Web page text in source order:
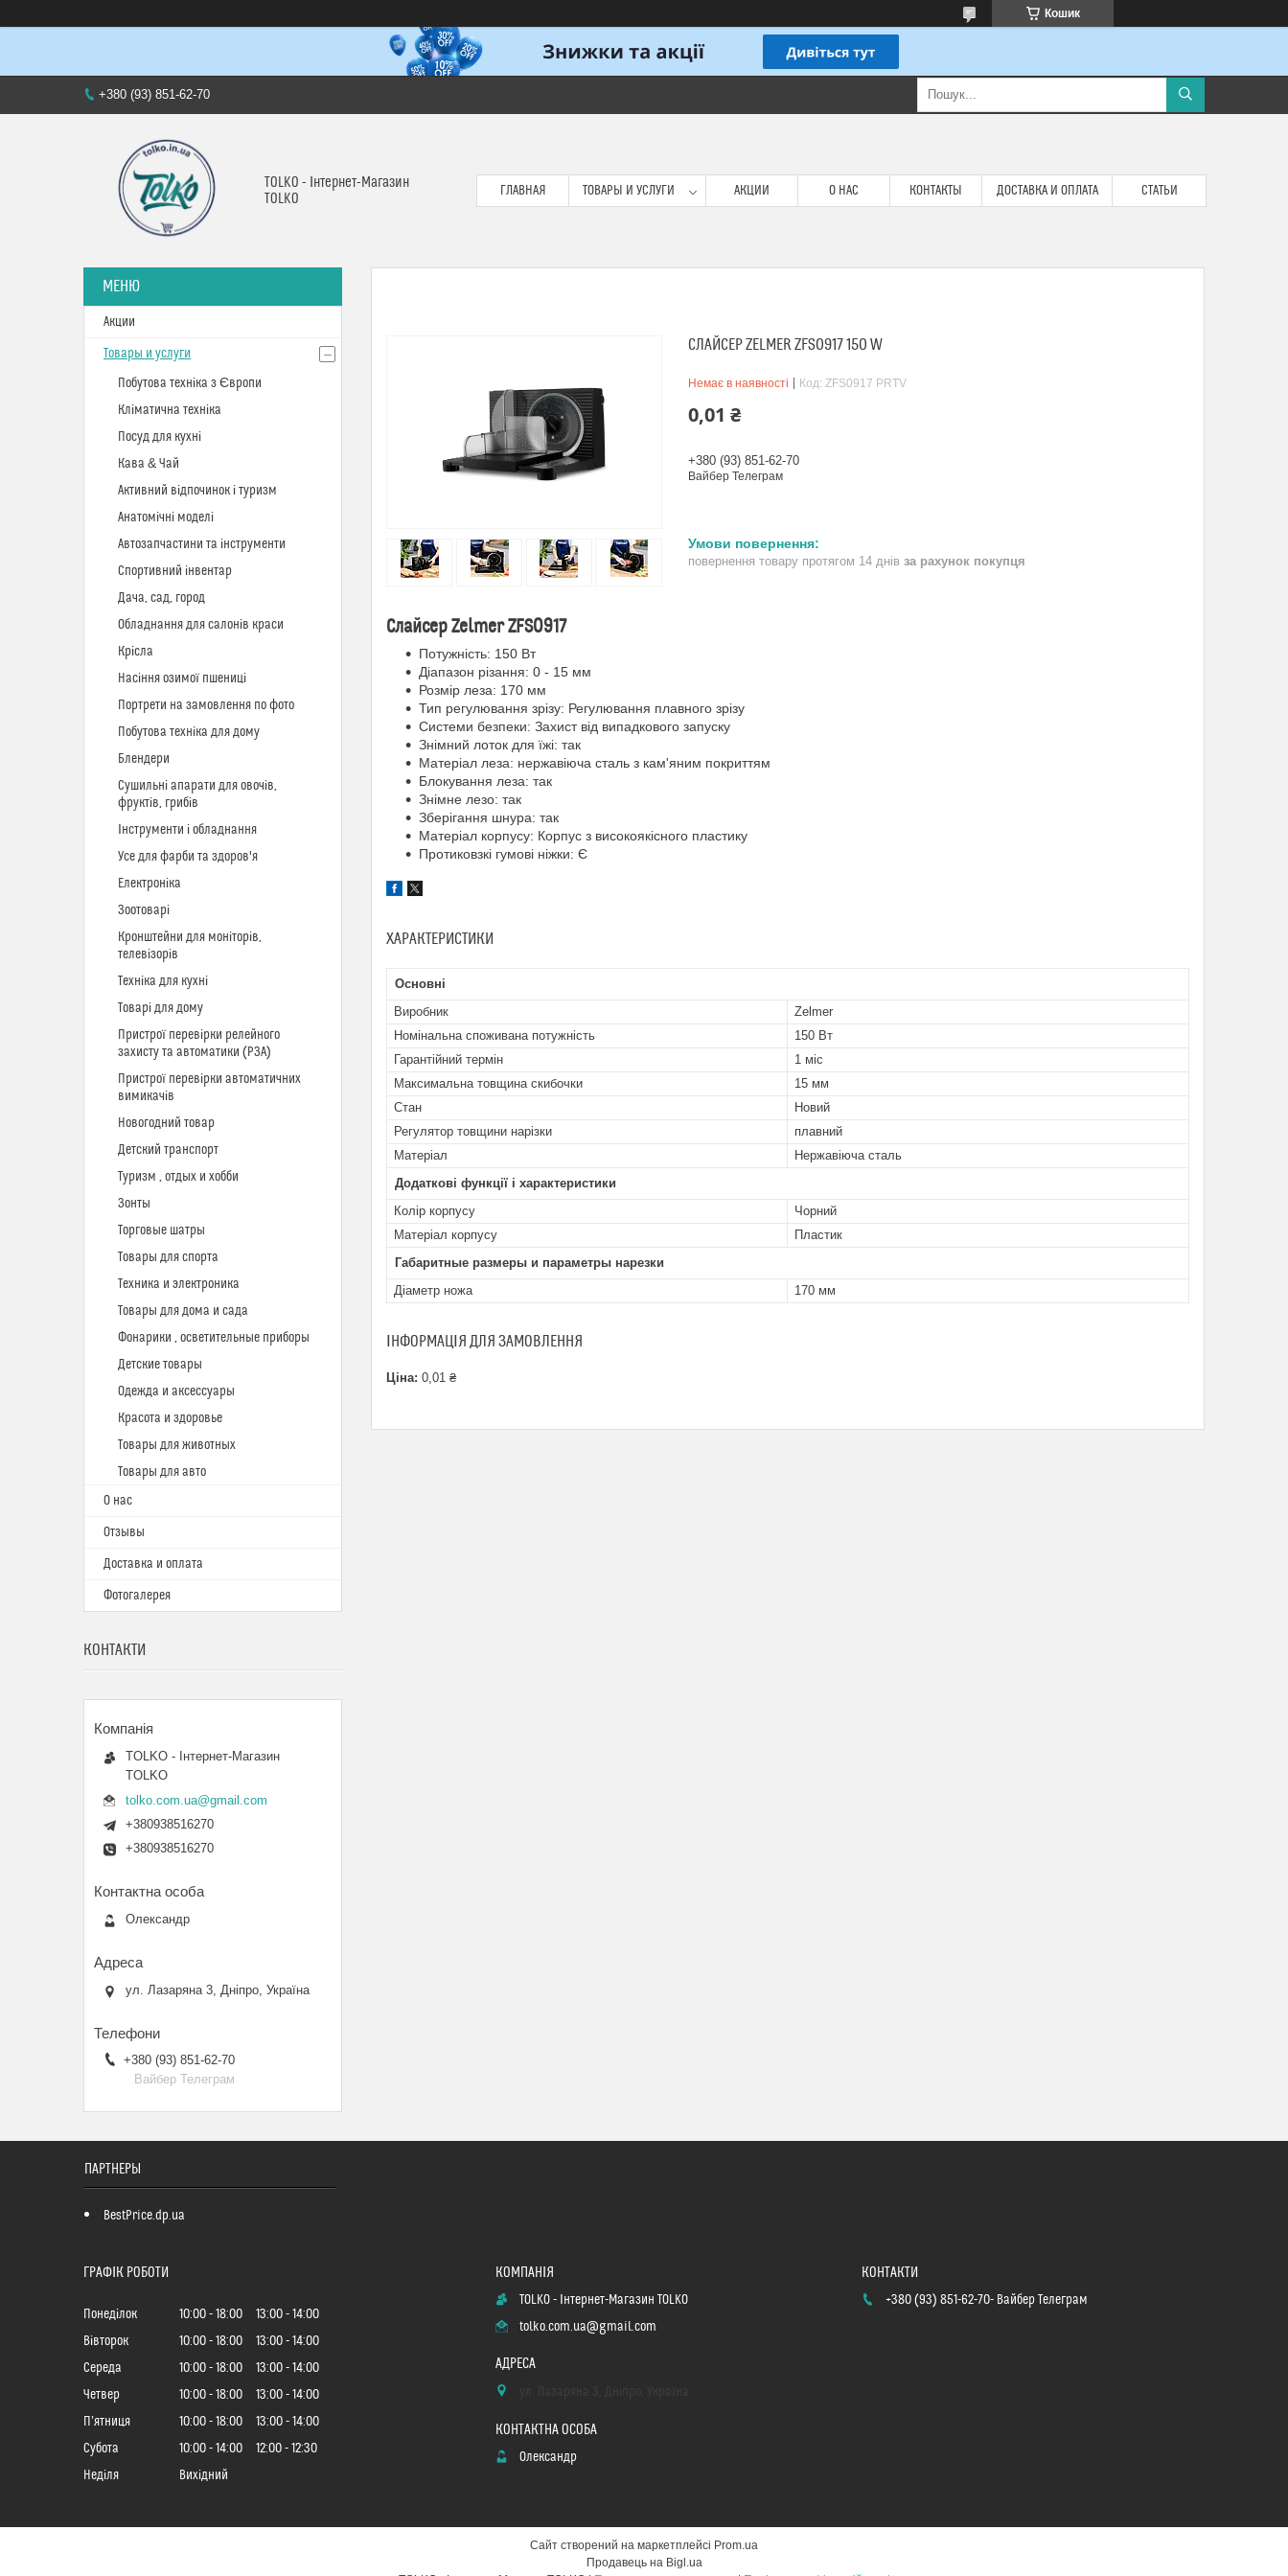
Кошик
+380 (93) 851-62-70
TOLKO - Інтернет-Магазин
TOLKO
ГЛАВНАЯ ТОВАРЫ И УСЛУГИ АКЦИИ О НАС КОНТАКТЫ ДОСТАВКА И ОПЛАТА СТАТЬИ
СЛАЙСЕР ZELMER ZFS0917 150 W
Немає в наявності Код: ZFS0917 PRTV
0,01 ₴
+380 (93) 851-62-70
Вайбер Телеграм
повернення товару протягом 14 днів за рахунок покупця
Слайсер Zelmer ZFS0917
Потужність: 150 Вт
Діапазон різання: 0 - 15 мм
Розмір леза: 170 мм
Тип регулювання зрізу: Регулювання плавного зрізу
Системи безпеки: Захист від випадкового запуску
Знімний лоток для їжі: так
Матеріал леза: нержавіюча сталь з кам'яним покриттям
Блокування леза: так
Знімне лезо: так
Зберігання шнура: так
Матеріал корпусу: Корпус з високоякісного пластику
Протиковзкі гумові ніжки: Є
ХАРАКТЕРИСТИКИ
Основні
Виробник
Zelmer
Номінальна споживана потужність
150 Вт
Гарантійний термін
1 міс
Максимальна товщина скибочки
15 мм
Стан
Новий
Регулятор товщини нарізки
плавний
Матеріал
Нержавіюча сталь
Додаткові функції і характеристики
Колір корпусу
Чорний
Матеріал корпусу
Пластик
Габаритные размеры и параметры нарезки
Діаметр ножа
170 мм
ІНФОРМАЦІЯ ДЛЯ ЗАМОВЛЕННЯ
Ціна: 0,01 ₴
Акции
Товары и услуги
Побутова техніка з Європи
Кліматична техніка
Посуд для кухні
Кава & Чай
Активний відпочинок і туризм
Анатомічні моделі
Автозапчастини та інструменти
Спортивний інвентар
Дача, сад, город
Обладнання для салонів краси
Крісла
Насіння озимої пшениці
Портрети на замовлення по фото
Побутова техніка для дому
Блендери
Сушильні апарати для овочів,
фруктів, грибів
Інструменти і обладнання
Усе для фарби та здоров'я
Електроніка
Зоотоварі
Кронштейни для моніторів,
телевізорів
Техніка для кухні
Товарі для дому
Пристрої перевірки релейного
захисту та автоматики (РЗА)
Пристрої перевірки автоматичних
вимикачів
Новогодний товар
Детский транспорт
Туризм , отдых и хобби
Зонты
Торговые шатры
Товары для спорта
Техника и электроника
Товары для дома и сада
Фонарики , осветительные приборы
Детские товары
Одежда и аксессуары
Красота и здоровье
Товары для животных
Товары для авто
О нас
Отзывы
Доставка и оплата
Фотогалерея
КОНТАКТИ
TOLKO - Інтернет-Магазин
TOLKO
tolko.com.ua@gmail.com
+380938516270
+380938516270
Олександр
ул. Лазаряна 3, Дніпро, Україна
+380 (93) 851-62-70
Вайбер Телеграм
ПАРТНЕРЫ
BestPrice.dp.ua
ГРАФІК РОБОТИ
Понеділок 10:00 18:00 13:00
14:00
Вівторок
10:00 18:00 13:00
14:00
Середа
10:00 18:00 13:00
14:00
Четвер
10:00 18:00 13:00
14:00
Пʼятниця
10:00 18:00 13:00
14:00
Субота
10:00 14:00 12:00
12:30
Неділя
Вихідний
TOLKO - Інтернет-Магазин TOLKO
tolko.com.ua@gmail.com
Олександр
+380 (93) 851-62-70 Вайбер Телеграм
Сайт створений на маркетплейсі Prom.ua
Продавець на Bigl.ua